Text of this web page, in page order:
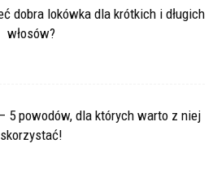
dobra lokówka dla krótkich i długich
włosów?
5 powodów, dla których warto z niej
skorzystać!